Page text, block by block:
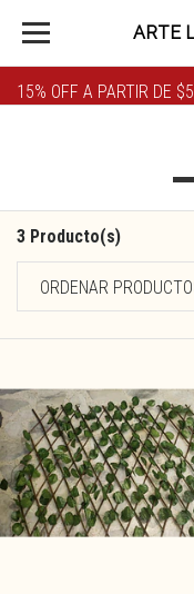
15% OFF A PARTIR DE
ARTE
3 Producto(s)
ORDENAR